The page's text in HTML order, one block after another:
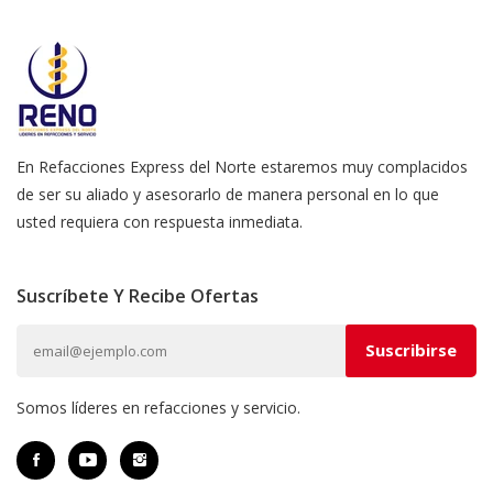
En Refacciones Express del Norte estaremos muy complacidos
de ser su aliado y asesorarlo de manera personal en lo que
usted requiera con respuesta inmediata.
Suscríbete Y Recibe Ofertas
Somos líderes en refacciones y servicio.